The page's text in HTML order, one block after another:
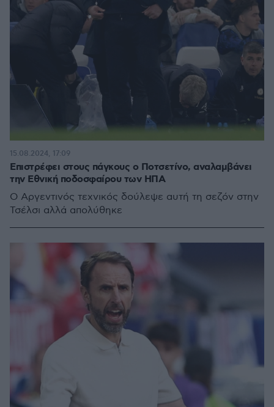
Επιστρέφει στους πάγκους ο Ποτσετίνο, αναλαμβάνει
την Εθνική ποδοσφαίρου των ΗΠΑ
Ο Αργεντινός τεχνικός δούλεψε αυτή τη σεζόν στην
Τσέλσι αλλά απολύθηκε
15.08.2024, 17:09